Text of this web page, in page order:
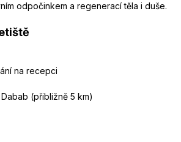
odpočinkem a regenerací těla i duše.
na recepci
(přibližně 5 km)